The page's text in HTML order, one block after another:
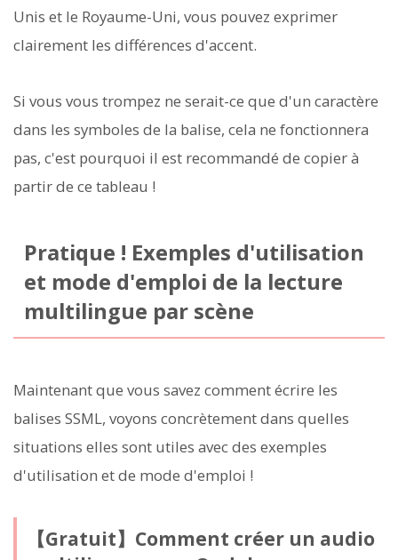
Unis et le Royaume-Uni, vous pouvez exprimer
clairement les différences d'accent.
Si vous vous trompez ne serait-ce que d'un caractère
dans les symboles de la balise, cela ne fonctionnera
pas, c'est pourquoi il est recommandé de copier à
partir de ce tableau !
Pratique ! Exemples d'utilisation
et mode d'emploi de la lecture
multilingue par scène
Maintenant que vous savez comment écrire les
balises SSML, voyons concrètement dans quelles
situations elles sont utiles avec des exemples
d'utilisation et de mode d'emploi !
【Gratuit】Comment créer un audio